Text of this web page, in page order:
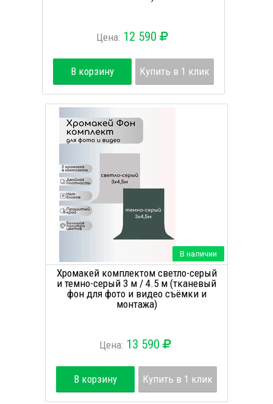
Цена: 12 590
В корзину Купить в 1 клик
В наличии
Хромакей комплектом светло-серый
и темно-серый 3 м / 4.5 м (тканевый
фон для фото и видео съёмки и
монтажа)
Цена: 13 590
В корзину Купить в 1 клик